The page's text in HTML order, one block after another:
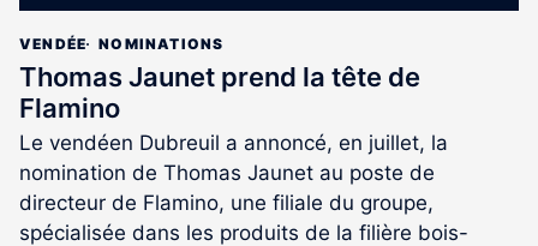
VENDÉE NOMINATIONS
Thomas Jaunet prend la tête de
Flamino
Le vendéen Dubreuil a annoncé, en juillet, la
nomination de Thomas Jaunet au poste de
directeur de Flamino, une filiale du groupe,
spécialisée dans les produits de la filière bois-